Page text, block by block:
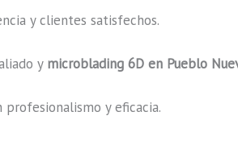
y clientes satisfechos.
y microblading 6D en Pueblo
y eficacia.